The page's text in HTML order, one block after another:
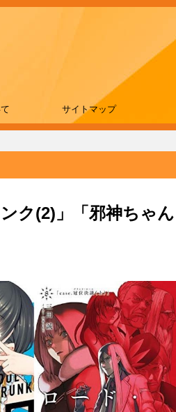
サイトマップ
ク(2)」「邪神ちゃん